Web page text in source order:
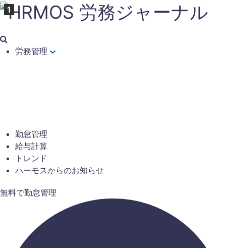
労務管理
勤怠管理
給与計算
トレンド
ハーモスからのお知らせ
無料で勤怠管理